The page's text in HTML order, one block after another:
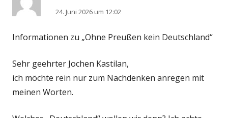
24. Juni 2026 um 12:02
Informationen zu „Ohne Preußen kein Deutschland“
Sehr geehrter Jochen Kastilan,
ich möchte rein nur zum Nachdenken anregen mit
meinen Worten.